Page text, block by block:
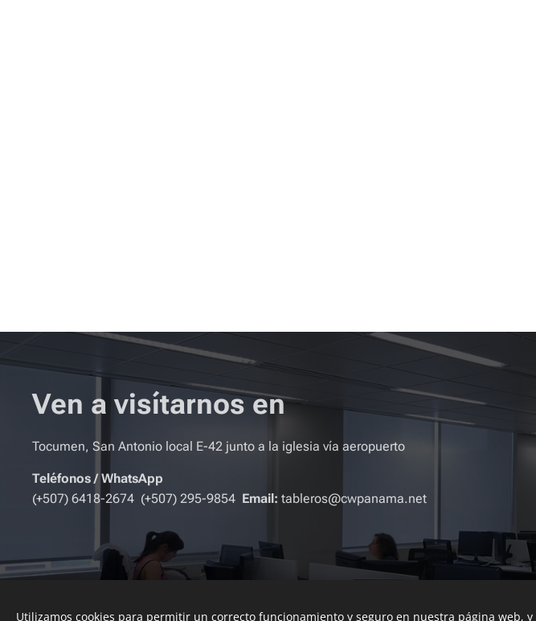
Ven a visítarnos en
Tocumen, San Antonio local E-42 junto a la iglesia vía aeropuerto
Teléfonos/ WhatsApp
(+507) 6418-2674 (+507) 295-9854 Email: tableros@cwpanama.net
Utilizamos cookies para permitir un correcto funcionamiento y seguro en nuestra página web, y